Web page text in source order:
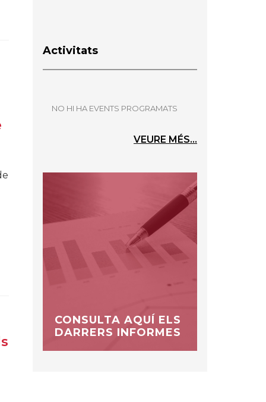
Activitats
NO HI HA EVENTS PROGRAMATS
VEURE MÉS...
CONSULTA AQUÍ ELS
DARRERS INFORMES